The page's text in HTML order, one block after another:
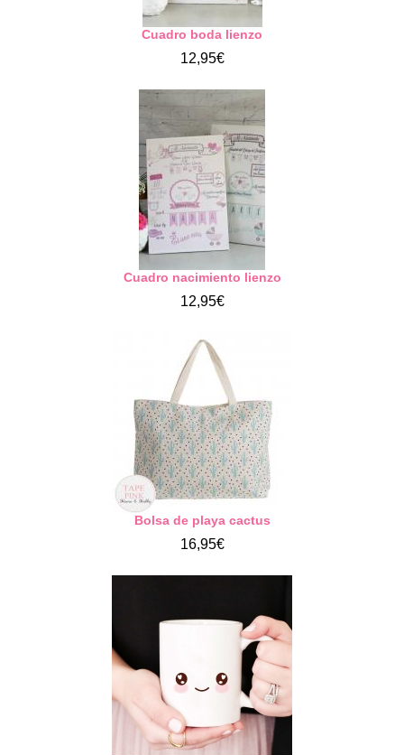
Cuadro boda lienzo
12,95€
Cuadro nacimiento lienzo
12,95€
Bolsa de playa cactus
16,95€